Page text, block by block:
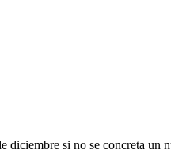
diciembre si no se concreta un